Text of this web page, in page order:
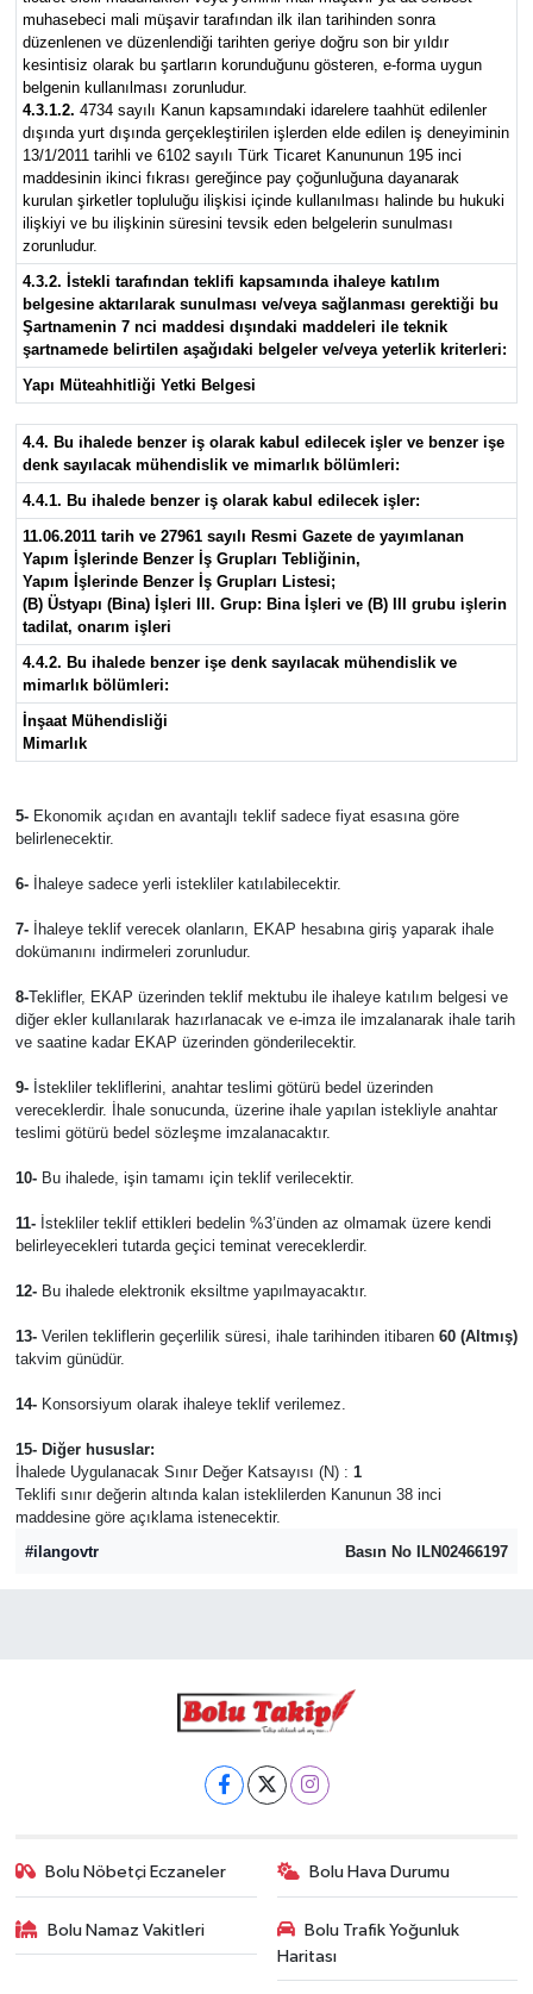
muhasebeci mali müşavir tarafından ilk ilan tarihinden sonra
düzenlenen ve düzenlendiği tarihten geriye doğru son bir yıldır
kesintisiz olarak bu şartların korunduğunu gösteren, e-forma uygun
belgenin kullanılması zorunludur.
4.3.1.2. 4734 sayılı Kanun kapsamındaki idarelere taahhüt edilenler
dışında yurt dışında gerçekleştirilen işlerden elde edilen iş deneyiminin
13/1/2011 tarihli ve 6102 sayılı Türk Ticaret Kanununun 195 inci
maddesinin ikinci fıkrası gereğince pay çoğunluğuna dayanarak
kurulan şirketler topluluğu ilişkisi içinde kullanılması halinde bu hukuki
ilişkiyi ve bu ilişkinin süresini tevsik eden belgelerin sunulması
zorunludur.
4.3.2. İstekli tarafından teklifi kapsamında ihaleye katılım
belgesine aktarılarak sunulması ve/veya sağlanması gerektiği bu
Şartnamenin 7 nci maddesi dışındaki maddeleri ile teknik
şartnamede belirtilen aşağıdaki belgeler ve/veya yeterlik kriterleri:
Yapı Müteahhitliği Yetki Belgesi
4.4. Bu ihalede benzer iş olarak kabul edilecek işler ve benzer işe
denk sayılacak mühendislik ve mimarlık bölümleri:
4.4.1. Bu ihalede benzer iş olarak kabul edilecek işler:
11.06.2011 tarih ve 27961 sayılı Resmi Gazete de yayımlanan
Yapım İşlerinde Benzer İş Grupları Tebliğinin,
Yapım İşlerinde Benzer İş Grupları Listesi;
(B) Üstyapı (Bina) İşleri III. Grup: Bina İşleri ve (B) III grubu işlerin
tadilat, onarım işleri
4.4.2. Bu ihalede benzer işe denk sayılacak mühendislik ve
mimarlık bölümleri:
İnşaat Mühendisliği
Mimarlık
5-Ekonomik açıdan en avantajlı teklif sadece fiyat esasına göre
belirlenecektir.
6-İhaleye sadece yerli istekliler katılabilecektir.
7-İhaleye teklif verecek olanların, EKAP hesabına giriş yaparak ihale
dokümanını indirmeleri zorunludur.
8-Teklifler, EKAP üzerinden teklif mektubu ile ihaleye katılım belgesi ve
diğer ekler kullanılarak hazırlanacak ve e-imza ile imzalanarak ihale tarih
ve saatine kadar EKAP üzerinden gönderilecektir.
9-İstekliler tekliflerini, anahtar teslimi götürü bedel üzerinden
vereceklerdir. İhale sonucunda, üzerine ihale yapılan istekliyle anahtar
teslimi götürü bedel sözleşme imzalanacaktır.
10-Bu ihalede, işin tamamı için teklif verilecektir.
11-İstekliler teklif ettikleri bedelin %3’ünden az olmamak üzere kendi
belirleyecekleri tutarda geçici teminat vereceklerdir.
12-Bu ihalede elektronik eksiltme yapılmayacaktır.
13-Verilen tekliflerin geçerlilik süresi, ihale tarihinden itibaren 60 (Altmış)
takvim günüdür.
14-Konsorsiyum olarak ihaleye teklif verilemez.
15- Diğer hususlar:
İhalede Uygulanacak Sınır Değer Katsayısı (N) : 1
Teklifi sınır değerin altında kalan isteklilerden Kanunun 38 inci
maddesine göre açıklama istenecektir.
#ilangovtr
Basın No ILN02466197
Bolu Nöbetçi Eczaneler Bolu Hava Durumu
Bolu Namaz Vakitleri
Bolu Trafik Yoğunluk
Haritası